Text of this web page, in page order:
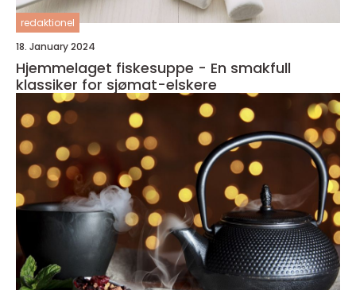
redaktionel
18. January 2024
Hjemmelaget fiskesuppe - En smakfull
klassiker for sjømat-elskere